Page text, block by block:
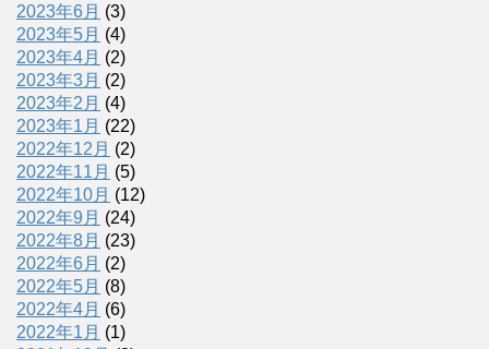
2023年6月 (3)
2023年5月 (4)
2023年4月 (2)
2023年3月 (2)
2023年2月 (4)
2023年1月 (22)
2022年12月 (2)
2022年11月 (5)
2022年10月 (12)
2022年9月 (24)
2022年8月 (23)
2022年6月 (2)
2022年5月 (8)
2022年4月 (6)
2022年1月 (1)